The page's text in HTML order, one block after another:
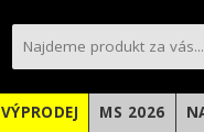
VÝPRODEJ MS 2026